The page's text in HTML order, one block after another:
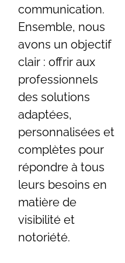
communication.
Ensemble, nous
avons un objectif
clair : offrir aux
professionnels
des solutions
adaptées,
personnalisées et
complètes pour
répondre à tous
leurs besoins en
matière de
visibilité et
notoriété.